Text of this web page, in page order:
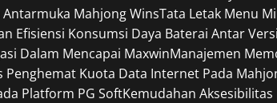
Mahjong WinsTata Letak Menu
Efisiensi Konsumsi Daya Baterai Antar
Dalam Mencapai MaxwinManajemen
Penghemat Kuota Data Internet Pada
Platform PG SoftKemudahan